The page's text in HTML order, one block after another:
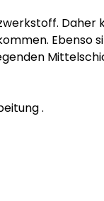
Daher
Ebenso
.